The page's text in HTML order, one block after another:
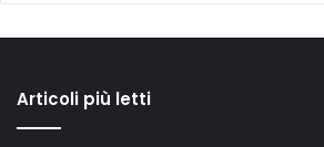
Articoli più letti